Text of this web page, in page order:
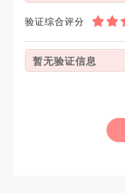
验证综合评分
暂无验证信息